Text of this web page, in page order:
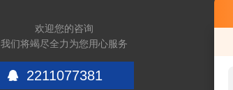
欢迎您的咨询
我们将竭尽全力为您用心服务
2211077381